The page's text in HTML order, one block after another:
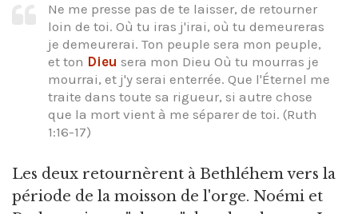
Ne me presse pas de te laisser, de retourner
loin de toi. Où tu iras j'irai, où tu demeureras
je demeurerai. Ton peuple sera mon peuple,
et ton Dieu sera mon Dieu Où tu mourras je
mourrai, et j'y serai enterrée. Que l'Éternel me
traite dans toute sa rigueur, si autre chose
que la mort vient à me séparer de toi. (Ruth
1:16-17)
Les deux retournèrent à Bethléhem vers la
période de la moisson de l'orge. Noémi et